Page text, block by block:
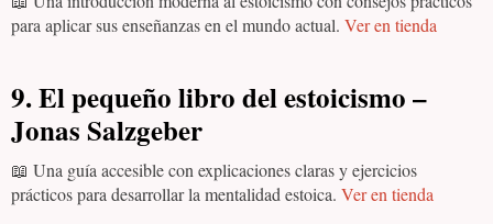
para aplicar sus enseñanzas en el mundo actual. Ver en tienda
9. El pequeño libro del estoicismo –
Jonas Salzgeber
📖 Una guía accesible con explicaciones claras y ejercicios
prácticos para desarrollar la mentalidad estoica. Ver en tienda